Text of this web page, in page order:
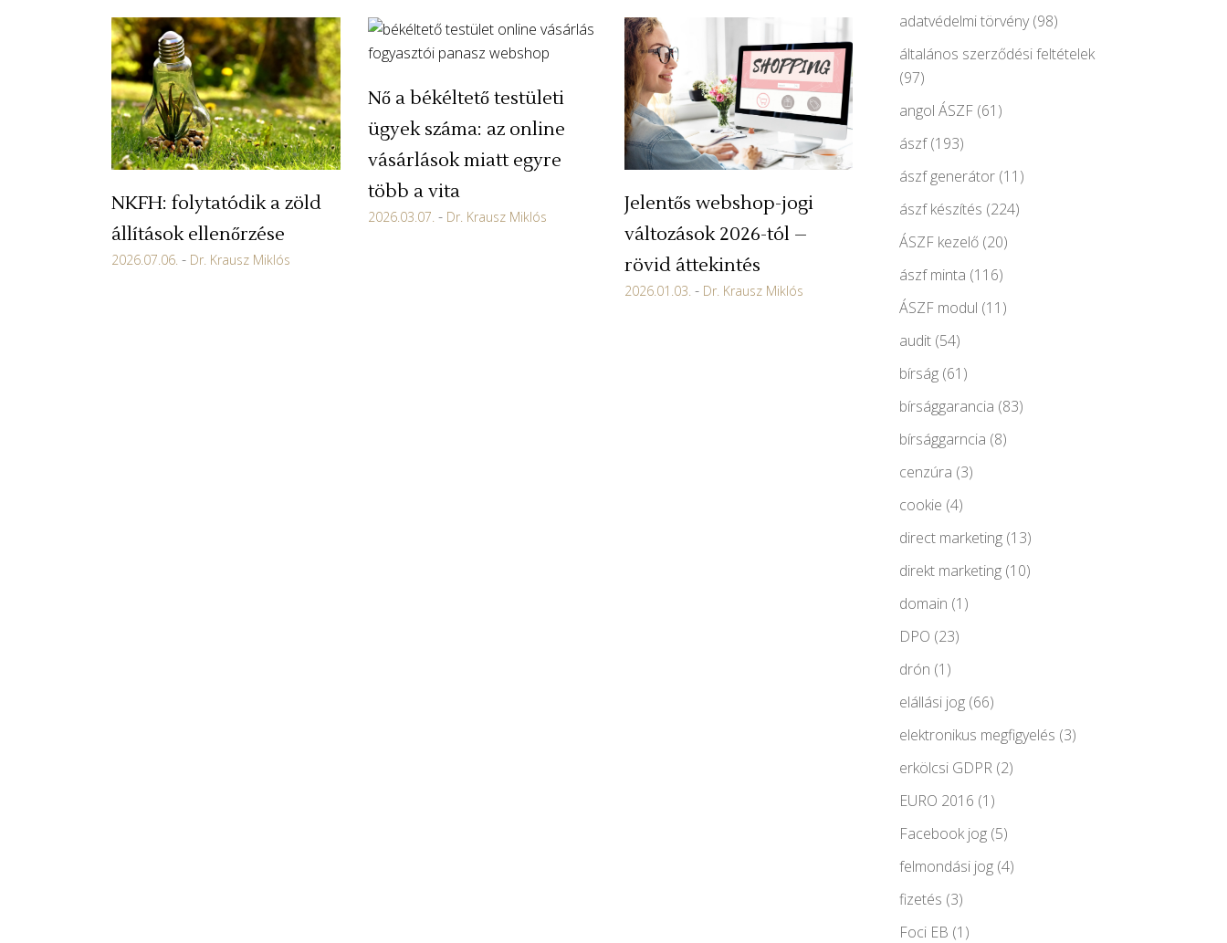
NKFH: folytatódik a zöld
állítások ellenőrzése
2026.07.06. Dr. Krausz Miklós
Nő a békéltető testületi
ügyek száma: az online
vásárlások miatt egyre
több a vita
2026.03.07. Dr. Krausz Miklós
Jelentős webshop-jogi
változások 2026-tól –
rövid áttekintés
2026.01.03. Dr. Krausz Miklós
adatvédelmi törvény(98)
általános szerződési feltételek
(97)
angol ÁSZF(61)
ászf(193)
ászf generátor(11)
ászf készítés (224)
ÁSZF kezelő(20)
ászf minta (116)
ÁSZF modul (11)
audit(54)
bírság(61)
bírsággarancia (83)
bírsággarncia (8)
cenzúra (3)
cookie (4)
direct marketing(13)
direkt marketing(10)
domain (1)
DPO (23)
drón (1)
elállási jog(66)
elektronikus megfigyelés (3)
erkölcsi GDPR(2)
EURO 2016 (1)
Facebook jog(5)
felmondási jog(4)
fizetés (3)
Foci EB (1)